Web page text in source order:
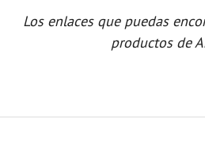
Los enlaces que puedas
productos de